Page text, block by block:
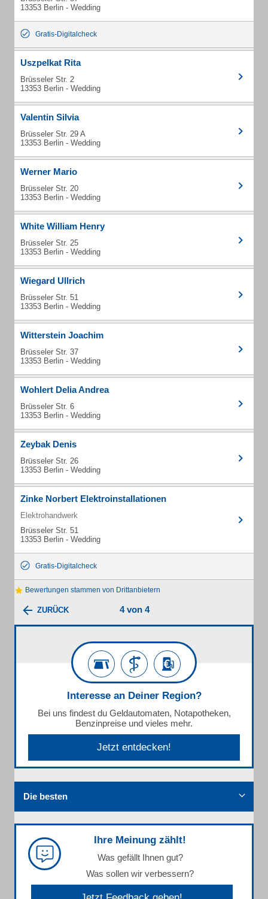
13353 Berlin - Wedding
Gratis-Digitalcheck
Uszpelkat Rita
Brüsseler Str. 2
13353 Berlin - Wedding
Valentin Silvia
Brüsseler Str. 29 A
13353 Berlin - Wedding
Werner Mario
Brüsseler Str. 20
13353 Berlin - Wedding
White William Henry
Brüsseler Str. 25
13353 Berlin - Wedding
Wiegard Ullrich
Brüsseler Str. 51
13353 Berlin - Wedding
Witterstein Joachim
Brüsseler Str. 37
13353 Berlin - Wedding
Wohlert Delia Andrea
Brüsseler Str. 6
13353 Berlin - Wedding
Zeybak Denis
Brüsseler Str. 26
13353 Berlin - Wedding
Zinke Norbert Elektroinstallationen
Elektrohandwerk
Brüsseler Str. 51
13353 Berlin - Wedding
Gratis-Digitalcheck
Bewertungen stammen von Drittanbietern
ZURÜCK 4 von 4
Interesse an Deiner Region?
Bei uns findest du Geldautomaten, Notapotheken,
Benzinpreise und vieles mehr.
Jetzt entdecken!
Die besten
Ihre Meinung zählt!
Was gefällt Ihnen gut?
Was sollen wir verbessern?